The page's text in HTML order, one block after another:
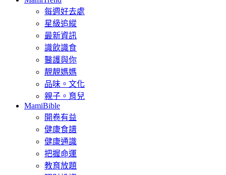
每週好去處
星級追縱
最新資訊
識飲識食
醫護與你
靚靚媽媽
品味。文化
親子。育兒
MamiBible
開卷有益
健康食譜
健康通識
把握命運
教育放題